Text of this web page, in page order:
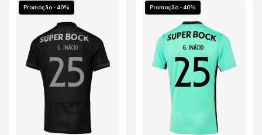
Promoção - 40%
M
2XL
Promoção - 40%
S M
2XL